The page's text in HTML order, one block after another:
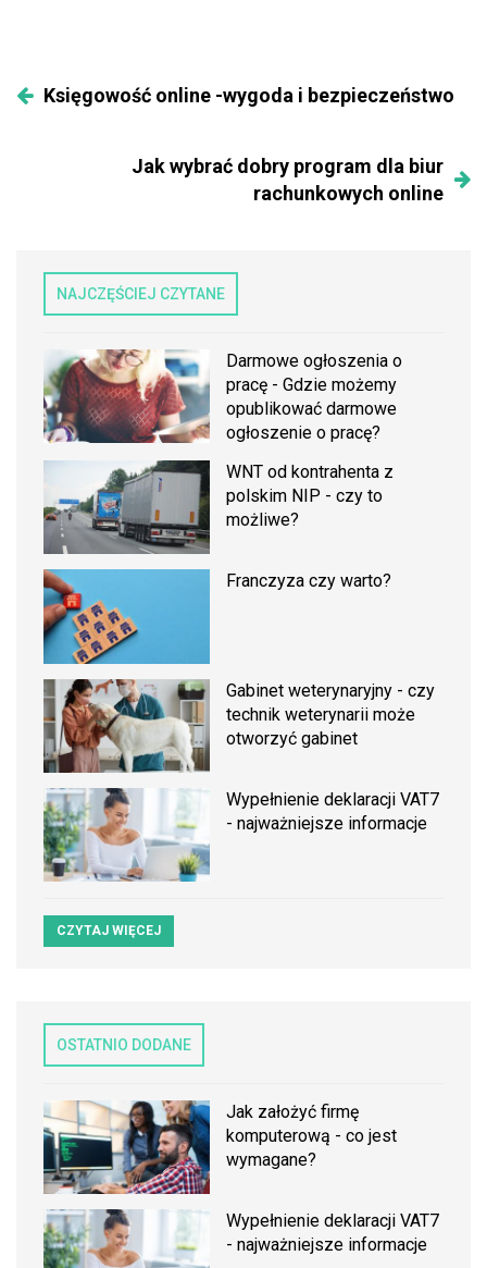
Księgowość online -wygoda i bezpieczeństwo
Jak wybrać dobry program dla biur
rachunkowych online
NAJCZĘŚCIEJ CZYTANE
Darmowe ogłoszenia o
pracę - Gdzie możemy
opublikować darmowe
ogłoszenie o pracę?
WNT od kontrahenta z
polskim NIP - czy to
możliwe?
Franczyza czy warto?
Gabinet weterynaryjny - czy
technik weterynarii może
otworzyć gabinet
Wypełnienie deklaracji VAT7
- najważniejsze informacje
CZYTAJ WIĘCEJ
OSTATNIO DODANE
Jak założyć firmę
komputerową - co jest
wymagane?
Wypełnienie deklaracji VAT7
- najważniejsze informacje